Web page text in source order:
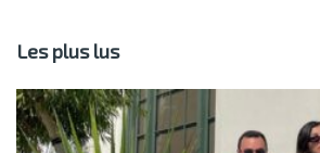
Les plus lus